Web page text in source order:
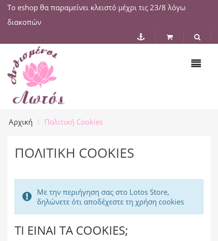
Το eshop θα παραμείνει κλειστό μέχρι τις 23/8 λόγω
διακοπών
Αρχική Πολιτική Cookies
ΠΟΛΙΤΙΚΉ COOKIES
Με την περιήγηση σας στο Lotos Store,
δηλώνετε ότι αποδέχεστε τη χρήση cookies
ΤΊ ΕΊΝΑΙ ΤΑ COOKIES;